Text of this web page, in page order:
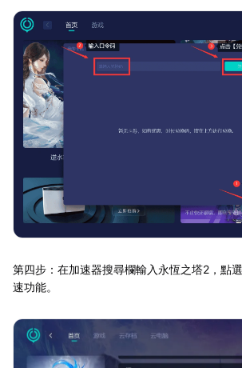
第四步：在加速器搜尋欄輸入永恆之塔2，點
速功能。